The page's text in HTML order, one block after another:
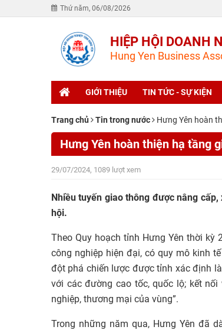
Thứ năm, 06/08/2026
HIỆP HỘI DOANH
Hung Yen Business
GIỚI THIỆU TIN TỨC - SỰ KIỆN
Trang chủ Tin trong nước Hưng Yên hoàn
Hưng Yên hoàn thiện hạ tầng
29/07/2024, 1089 lượt xem
Nhiều tuyến giao thông được nâng
hội.
Theo Quy hoạch tỉnh Hưng Yên thời kỳ
công nghiệp hiện đại, có quy mô kinh tế
đột phá chiến lược được tỉnh xác định
với các đường cao tốc, quốc lộ; kết
nghiệp, thương mại của vùng”.
Trong những năm qua, Hưng Yên đã